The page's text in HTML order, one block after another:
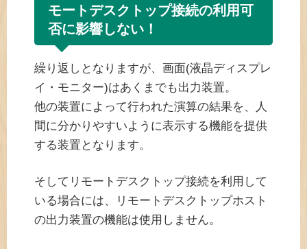
モートデスクトップ接続の利用可
否に影響しない！
繰り返しとなりますが、画面(液晶ディスプレ
イ・モニター)はあくまでも出力装置。
他の装置によって行われた演算の結果を、人
間に分かりやすいように表示する機能を提供
する装置となります。
そしてリモートデスクトップ接続を利用して
いる場合には、リモートデスクトップホスト
の出力装置の機能は使用しません。